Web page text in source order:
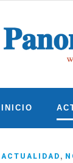
INICIO
ACTUALIDAD ,